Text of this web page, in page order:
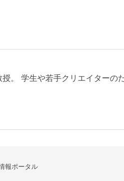
。 学生や若手クリエイターの
報ポータル